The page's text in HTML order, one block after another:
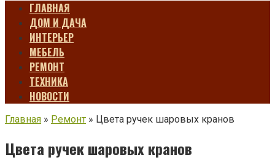
ГЛАВНАЯ
ДОМ И ДАЧА
ИНТЕРЬЕР
МЕБЕЛЬ
РЕМОНТ
ТЕХНИКА
НОВОСТИ
Главная » Ремонт » Цвета ручек шаровых кранов
Цвета ручек шаровых кранов